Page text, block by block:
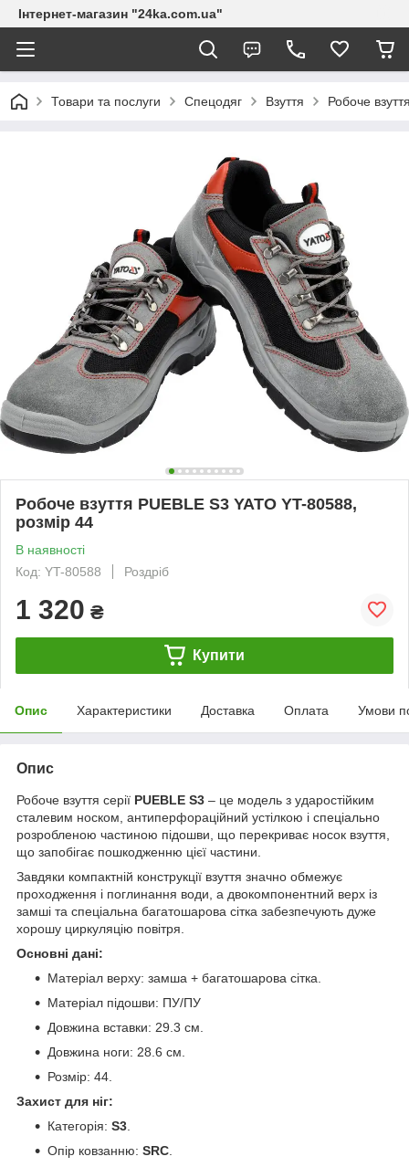
Інтернет-магазин "24ka.com.ua"
Товари та послуги Спецодяг Взуття Робоче
Робоче взуття PUEBLE S3 YATO YT-80588,
розмір 44
В наявності
Код: YT-80588
Роздріб
1 320 ₴
Купити
Опис Характеристики Доставка Оплата Умови
Опис
Робоче взуття серії PUEBLE S3 – це модель з ударостійким
сталевим носком, антиперфораційний устілкою і спеціально
розробленою частиною підошви, що перекриває носок взуття,
що запобігає пошкодженню цієї частини.
Завдяки компактній конструкції взуття значно обмежує
проходження і поглинання води, а двокомпонентний верх із
замші та спеціальна багатошарова сітка забезпечують дуже
хорошу циркуляцію повітря.
Основні дані:
Матеріал верху: замша + багатошарова сітка.
Матеріал підошви: ПУ/ПУ
Довжина вставки: 29.3 см.
Довжина ноги: 28.6 см.
Розмір: 44.
Захист для ніг:
Категорія: S3
Опір ковзанню: SRC